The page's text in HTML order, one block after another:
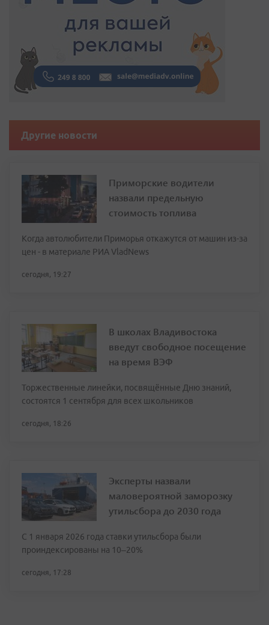
Другие новости
Приморские водители
назвали предельную
стоимость топлива
Когда автолюбители Приморья откажутся от машин из-за
цен - в материале РИА VladNews
сегодня, 19:27
В школах Владивостока
введут свободное посещение
на время ВЭФ
Торжественные линейки, посвящённые Дню знаний,
состоятся 1 сентября для всех школьников
сегодня, 18:26
Эксперты назвали
маловероятной заморозку
утильсбора до 2030 года
С 1 января 2026 года ставки утильсбора были
проиндексированы на 10–20%
сегодня, 17:28